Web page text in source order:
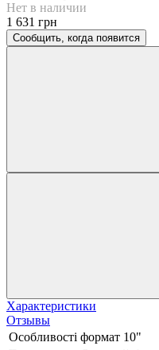
Нет в наличии
1 631 грн
Сообщить, когда появится
Характеристики
Отзывы
Особливості формат 10"